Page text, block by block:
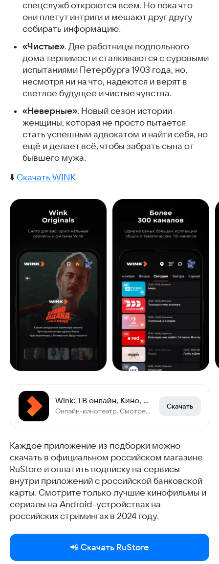
спецслужб откроются всем. Но пока что
они плетут интриги и мешают друг другу
собирать информацию.
«Чистые». Две работницы подпольного
дома терпимости сталкиваются с суровыми
испытаниями Петербурга 1903 года, но,
несмотря ни на что, надеются и верят в
светлое будущее и чистые чувства.
«Неверные». Новый сезон истории
женщины, которая не просто пытается
стать успешным адвокатом и найти себя, но
ещё и делает всё, чтобы забрать сына от
бывшего мужа.
⬇️ Скачать WINK
Wink: ТВ онлайн, Кино, Сериалы
Онлайн-кинотеатр. Смотреть фильмы, Кино, Сериалы, Мультфильмы и ТВ онлайн
Скачать
Каждое приложение из подборки можно
скачать в официальном российском магазине
RuStore и оплатить подписку на сервисы
внутри приложений с российской банковской
карты. Смотрите только лучшие кинофильмы и
сериалы на Android-устройствах на
российских стримингах в 2024 году.
📲 Скачать RuStore